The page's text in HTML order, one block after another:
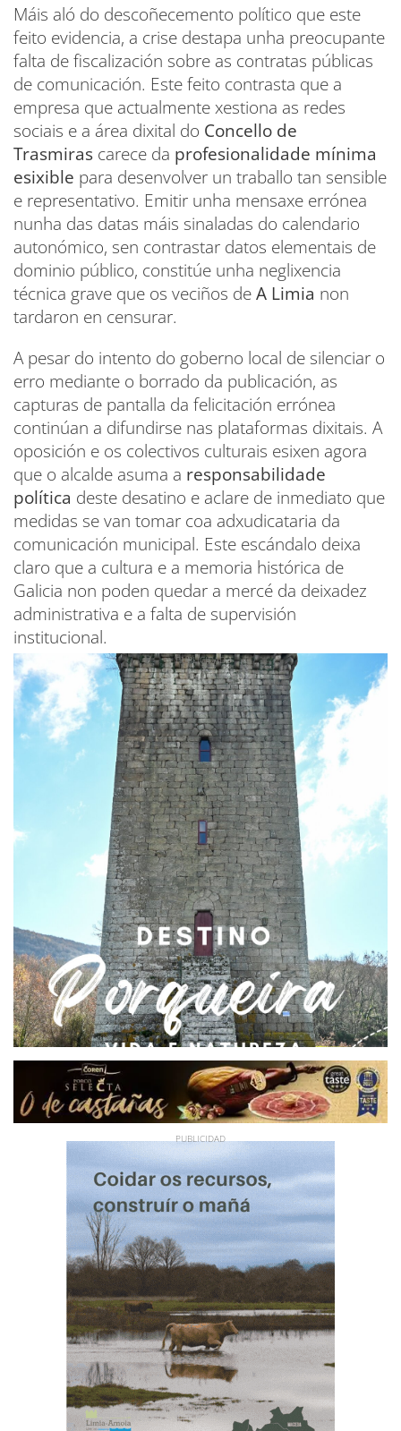
Máis aló do descoñecemento político que este
feito evidencia, a crise destapa unha preocupante
falta de fiscalización sobre as contratas públicas
de comunicación. Este feito contrasta que a
empresa que actualmente xestiona as redes
sociais e a área dixital do Concello de
Trasmiras carece da profesionalidade mínima
esixible para desenvolver un traballo tan sensible
e representativo. Emitir unha mensaxe errónea
nunha das datas máis sinaladas do calendario
autonómico, sen contrastar datos elementais de
dominio público, constitúe unha neglixencia
técnica grave que os veciños deA Limia non
tardaron en censurar.
A pesar do intento do goberno local de silenciar o
erro mediante o borrado da publicación, as
capturas de pantalla da felicitación errónea
continúan a difundirse nas plataformas dixitais. A
oposición e os colectivos culturais esixen agora
que o alcalde asuma a responsabilidade
política deste desatino e aclare de inmediato que
medidas se van tomar coa adxudicataria da
comunicación municipal. Este escándalo deixa
claro que a cultura e a memoria histórica de
Galicia non poden quedar a mercé da deixadez
administrativa e a falta de supervisión
institucional.